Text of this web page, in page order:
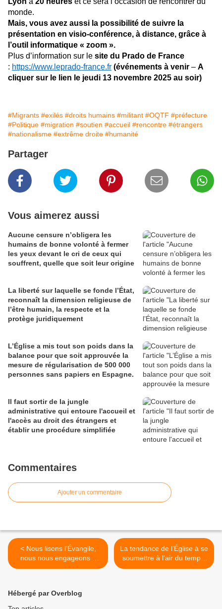
monde.
Mais, vous avez aussi la possibilité de suivre la
présentation en visio-conférence, à distance, grâce à
l’outil informatique « zoom ».
Plus d’information sur le site du Prado de France
: https://www.leprado-france.fr (événements à venir – A
cliquer sur le lien le jeudi 13 novembre 2025 au soir)
#Migrants #exilés #droits humains #militant #OQTF #préfecture
#Politique #migration #soutien #accueil #rencontre #étrangers
#nationalisme #extrême droite #humanité
Partager
Vous aimerez aussi
Aucune censure n’obligera les
humains de bonne volonté à fermer
les yeux devant le cri de ceux qui
souffrent, quelle que soit leur origine
La liberté sur laquelle se fonde l’État,
reconnaît la dimension religieuse de
l’être humain, la respecte et la
protège juridiquement
L’Église a mis tout son poids dans la
balance pour que soit approuvée la
mesure de régularisation de 500 000
personnes sans papiers en Espagne.
Il faut sortir de la jungle
administrative qui entoure l'accueil et
l'accès au droit des étrangers et
établir une procédure simplifiée
Commentaires
Ajouter un commentaire
< Nous lisons l’Évangile,
nous nous engageons à
mettre en pratique la Parole
faisons-nous ?
La tendance de l’Église à se
soumettre à l’air du temps,
aujourd’hui la droite
Hébergé par Overblog